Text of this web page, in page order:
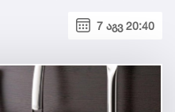
7 აგვ 20:40